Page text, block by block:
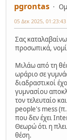
pgrontas
05 Δεκ 2025,
Σας
προσωπικά,
Μιλάω από τη
ωράριο σε
διαδραστικοί
γυμνασίου
τον τελευταίο
people's mess
που δεν έχει
Θεωρώ ότι η
θέση.